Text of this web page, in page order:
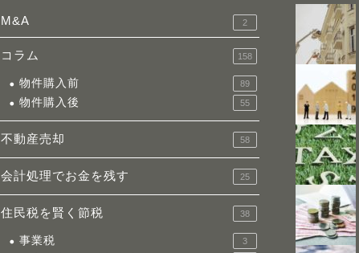
M&A 2
コラム 158
物件購入前 89
物件購入後 55
不動産売却 58
会計処理でお金を残す 25
住民税を賢く節税 38
事業税 3